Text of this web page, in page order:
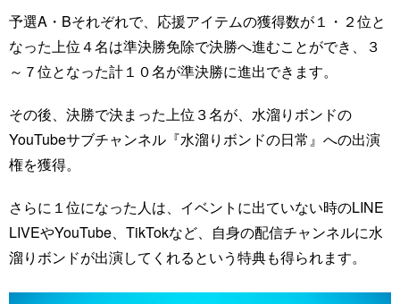
予選A・Bそれぞれで、応援アイテムの獲得数が１・２位と
なった上位４名は準決勝免除で決勝へ進むことができ、３
～７位となった計１０名が準決勝に進出できます。
その後、決勝で決まった上位３名が、水溜りボンドの
YouTubeサブチャンネル『水溜りボンドの日常』への出演
権を獲得。
さらに１位になった人は、イベントに出ていない時のLINE
LIVEやYouTube、TikTokなど、自身の配信チャンネルに水
溜りボンドが出演してくれるという特典も得られます。